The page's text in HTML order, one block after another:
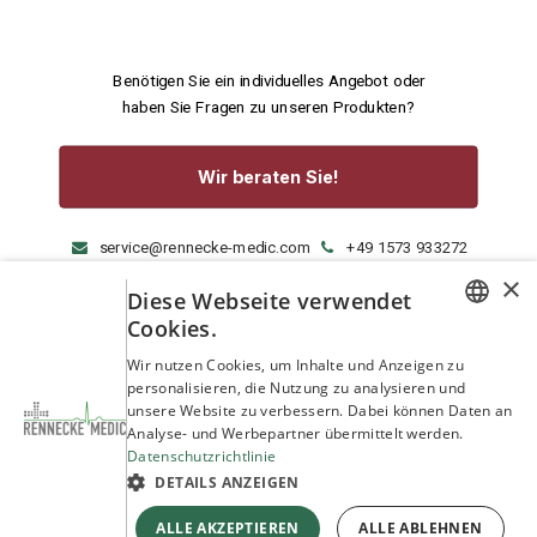
Benötigen Sie ein individuelles Angebot oder
haben Sie Fragen zu unseren Produkten?
Wir beraten Sie!
service@rennecke-medic.com +49 1573 933272
ENGLISH
×
Diese Webseite verwendet
Cookies.
Wir nutzen Cookies, um Inhalte und Anzeigen zu
personalisieren, die Nutzung zu analysieren und
unsere Website zu verbessern. Dabei können Daten an
Analyse- und Werbepartner übermittelt werden.
Datenschutzrichtlinie
DETAILS ANZEIGEN
ALLE AKZEPTIEREN ALLE ABLEHNEN